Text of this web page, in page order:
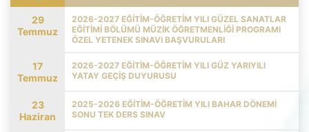
29
Temmuz
2026-2027 EĞİTİM-ÖĞRETİM YILI GÜZEL SANATLAR
EĞİTİMİ BÖLÜMÜ MÜZİK ÖĞRETMENLİĞİ PROGRAMI
ÖZEL YETENEK SINAVI BAŞVURULARI
17
Temmuz
2026-2027 EĞİTİM-ÖĞRETİM YILI GÜZ YARIYILI
YATAY GEÇİŞ DUYURUSU
23
Haziran
2025-2026 EĞITIM-ÖĞRETIM YILI BAHAR DÖNEMI
SONU TEK DERS SINAV